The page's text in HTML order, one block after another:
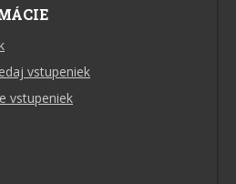
vstupeniek
vstupeniek